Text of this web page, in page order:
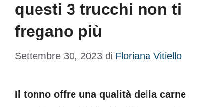
questi 3 trucchi non ti
fregano più
Settembre 30, 2023 di Floriana Vitiello
Il tonno offre una qualità della carne